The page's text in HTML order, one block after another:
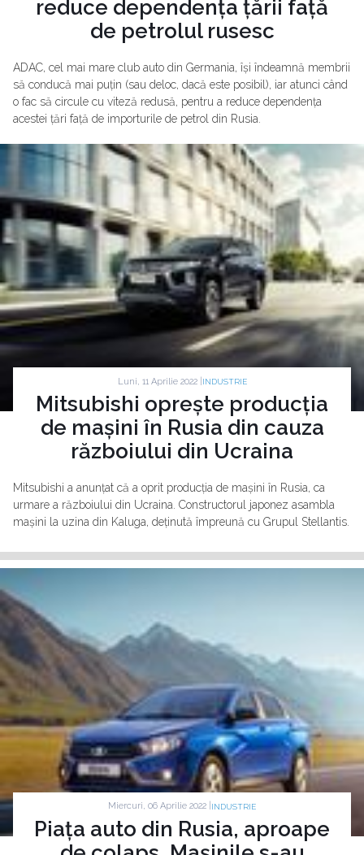
reduce dependența țării față
de petrolul rusesc
ADAC, cel mai mare club auto din Germania, își îndeamnă membrii
să conducă mai puțin (sau deloc, dacă este posibil), iar atunci când
o fac să circule cu viteză redusă, pentru a reduce dependența
acestei țări față de importurile de petrol din Rusia.
Luni, 11 Aprilie 2022 | INDUSTRIE
Mitsubishi oprește producția
de mașini în Rusia din cauza
războiului din Ucraina
Mitsubishi a anunțat că a oprit producția de mașini în Rusia, ca
urmare a războiului din Ucraina. Constructorul japonez asambla
mașini la uzina din Kaluga, deținută împreună cu Grupul Stellantis.
Miercuri, 06 Aprilie 2022 | INDUSTRIE
Piața auto din Rusia, aproape